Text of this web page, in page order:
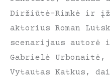
Diržiūtė-Rimkė ir
aktorius Roman
scenarijaus
Gabrielė Urbonaitė,
Vytautas Katkus,